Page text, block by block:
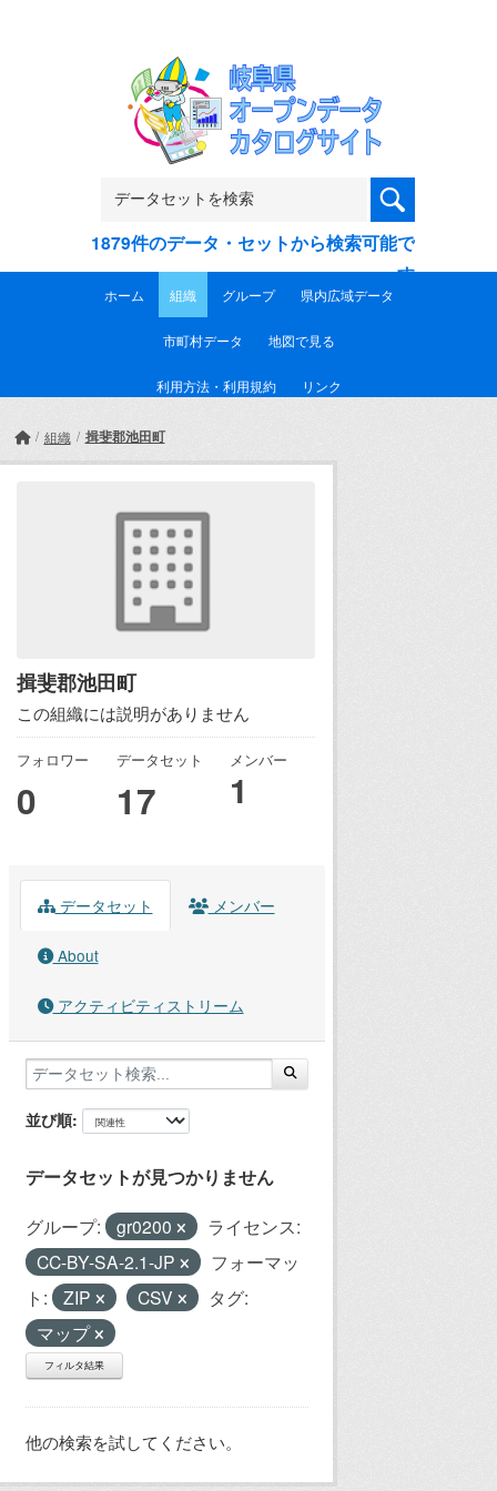
1879件のデータ・セットから検索可能で
す
ホーム 組織 グループ 県内広域データ
市町村データ 地図で見る
利用方法・利用規約 リンク
組織 揖斐郡池田町
揖斐郡池田町
この組織には説明がありません
フォロワー
0
データセット
17
メンバー
1
データセット メンバー
About
アクティビティストリーム
並び順
データセットが見つかりません
グループ: gr0200
ライセンス:
CC-BY-SA-2.1-JP
フォーマッ
ト:
ZIP CSV
タグ:
マップ
フィルタ結果
他の検索を試してください。